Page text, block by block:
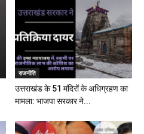
राजनीति
उत्तराखंड के 51 मंदिरों के अधिग्रहण का
मामला: भाजपा सरकार ने...